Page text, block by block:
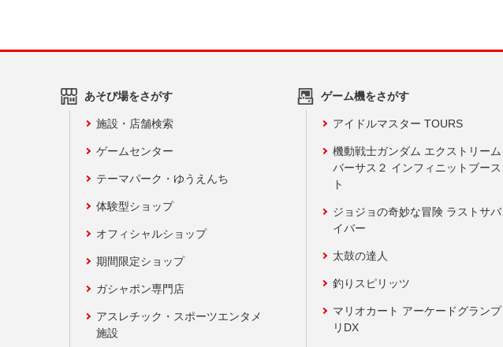
あそび場をさがす
施設・店舗検索
ゲームセンター
テーマパーク・ゆうえんち
体験型ショップ
オフィシャルショップ
期間限定ショップ
ガシャポン専門店
アスレチック・スポーツエンタメ
施設
ゲーム機をさがす
アイドルマスター TOURS
機動戦士ガンダム エクストリーム
バーサス２ インフィニットブース
ト
ジョジョの奇妙な冒険 ラストサバ
イバー
太鼓の達人
釣りスピリッツ
マリオカート アーケードグランプ
リDX